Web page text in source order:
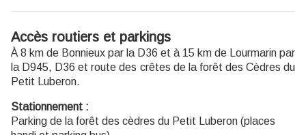
électriques BOSCH est installée dans le bureau.
Bureau d'Apt
788 Avenue Victor Hugo 84400 Apt
T. +33 (0)4 90 74 03 18
Ouvert toute l'année
Ouvert du lundi samedi de 9h30 à 12h30 et de 14h à 18h.
Fermé dimanche et jours fériés (hors juillet et août)
Accès routiers et parkings
À 8 km de Bonnieux par la D36 et à 15 km de Lourmarin par
la D945, D36 et route des crêtes de la forêt des Cèdres du
Petit Luberon.
Stationnement :
Parking de la forêt des cèdres du Petit Luberon (places